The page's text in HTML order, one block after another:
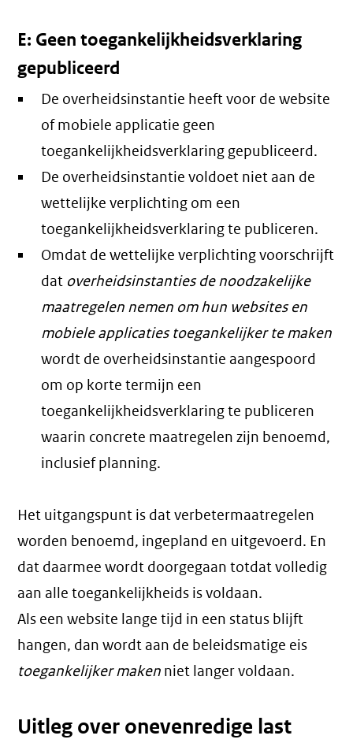
E: Geen toegankelijkheidsverklaring
gepubliceerd
De overheidsinstantie heeft voor de website
of mobiele applicatie geen
toegankelijkheidsverklaring gepubliceerd.
De overheidsinstantie voldoet niet aan de
wettelijke verplichting om een
toegankelijkheidsverklaring te publiceren.
Omdat de wettelijke verplichting voorschrijft
dat overheidsinstanties de noodzakelijke
maatregelen nemen om hun websites en
mobiele applicaties toegankelijker te maken
wordt de overheidsinstantie aangespoord
om op korte termijn een
toegankelijkheidsverklaring te publiceren
waarin concrete maatregelen zijn benoemd,
inclusief planning.
Het uitgangspunt is dat verbetermaatregelen
worden benoemd, ingepland en uitgevoerd. En
dat daarmee wordt doorgegaan totdat volledig
aan alle toegankelijkheids is voldaan.
Als een website lange tijd in een status blijft
hangen, dan wordt aan de beleidsmatige eis
toegankelijker maken niet langer voldaan.
Uitleg over onevenredige last